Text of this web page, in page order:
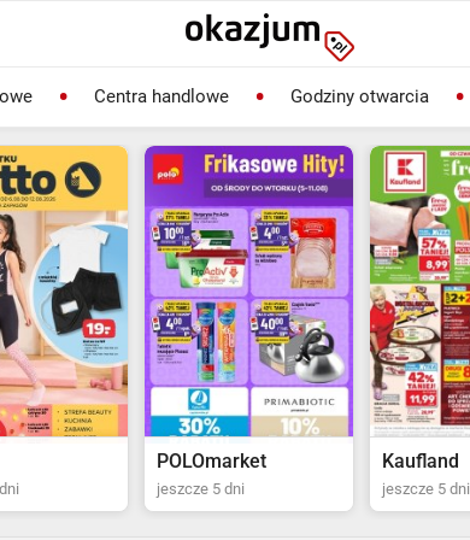
Centra handlowe Godziny otwarcia
Kaufland
jeszcze 5 dni
Biedronka
jeszcze 2 dni